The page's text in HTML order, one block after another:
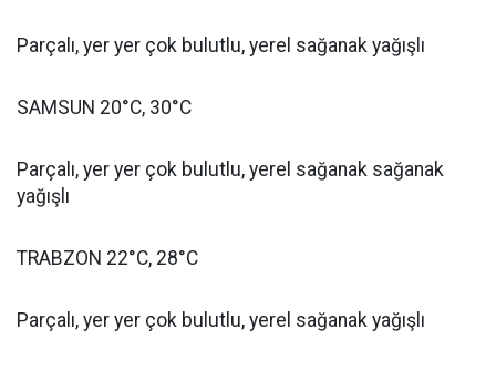
Parçalı, yer yer çok bulutlu, yerel sağanak yağışlı
SAMSUN 20°C, 30°C
Parçalı, yer yer çok bulutlu, yerel sağanak sağanak
yağışlı
TRABZON 22°C, 28°C
Parçalı, yer yer çok bulutlu, yerel sağanak yağışlı